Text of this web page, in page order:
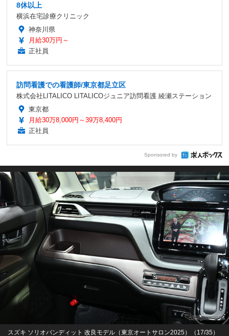
8休以上
横浜在宅診療クリニック
神奈川県
月給30万円～
正社員
訪問看護での看護師/東京都足立区
株式会社LITALICO LITALICOジュニア訪問看護 綾瀬ステーション
東京都
月給30万8,000円～39万8,400円
正社員
Sponsored by
スズキ ソリオバンディット 改良モデル（東京オートサロン2025）（17/35）